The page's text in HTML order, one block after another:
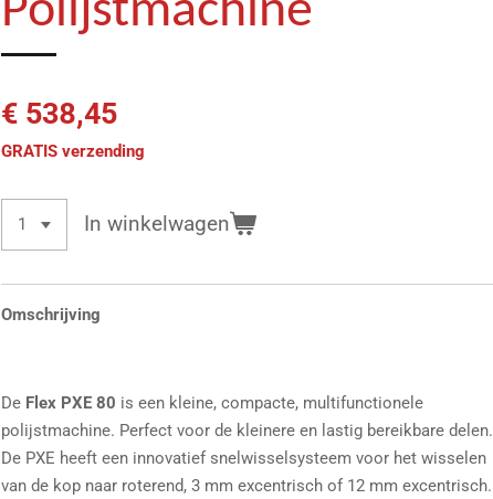
Polijstmachine
€ 538,45
GRATIS verzending
In winkelwagen
Omschrijving
De Flex PXE 80 is een kleine, compacte, multifunctionele
polijstmachine. Perfect voor de kleinere en lastig bereikbare delen.
De PXE heeft een innovatief snelwisselsysteem voor het wisselen
van de kop naar roterend, 3 mm excentrisch of 12 mm excentrisch.